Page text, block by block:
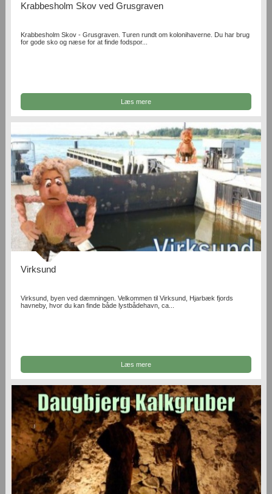
Krabbesholm Skov ved Grusgraven
Krabbesholm Skov - Grusgraven. Turen rundt om kolonihaverne. Du har brug
for gode sko og næse for at finde fodspor...
Læs mere
Virksund
Virksund, byen ved dæmningen. Velkommen til Virksund, Hjarbæk fjords
havneby, hvor du kan finde både lystbådehavn, ca...
Læs mere